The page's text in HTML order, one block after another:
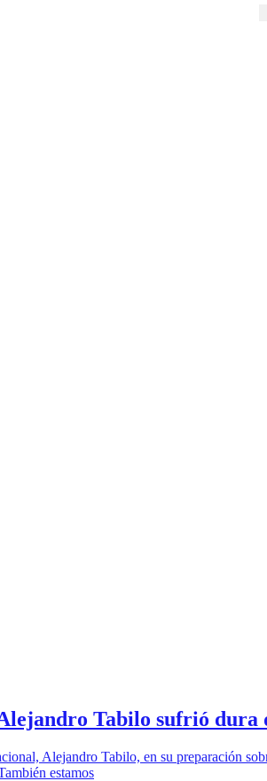
Tabilo sufrió dura
Alejandro Tabilo, en su preparación
estamos